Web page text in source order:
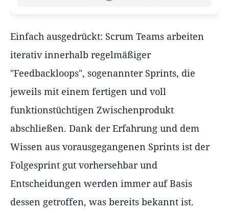
Einfach ausgedrückt: Scrum Teams arbeiten
iterativ innerhalb regelmäßiger
"Feedbackloops", sogenannter Sprints, die
jeweils mit einem fertigen und voll
funktionstüchtigen Zwischenprodukt
abschließen. Dank der Erfahrung und dem
Wissen aus vorausgegangenen Sprints ist der
Folgesprint gut vorhersehbar und
Entscheidungen werden immer auf Basis
dessen getroffen, was bereits bekannt ist.